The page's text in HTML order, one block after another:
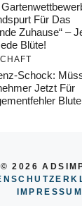
Für Das
Zuhause“ –
Blüte!
Schock:
Jetzt Für
© 2026
IMPRESSUM